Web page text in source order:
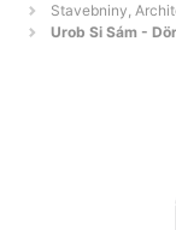
Stavebniny,
Urob Si Sám -